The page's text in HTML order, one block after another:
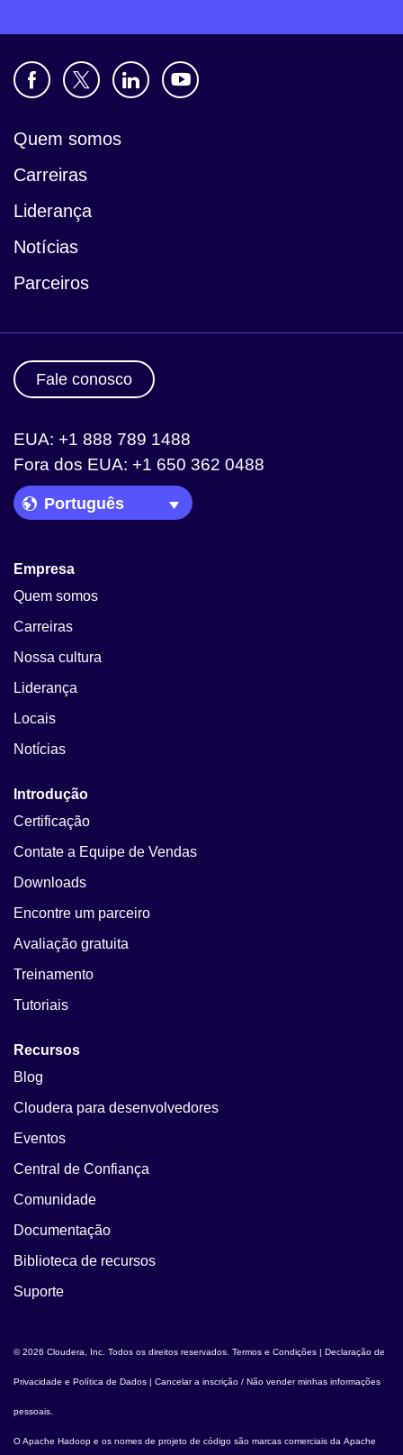
Quem somos
Carreiras
Liderança
Notícias
Parceiros
Fale conosco
EUA: +1 888 789 1488
Fora dos EUA: +1 650 362 0488
Language Picker
Empresa
Quem somos
Carreiras
Nossa cultura
Liderança
Locais
Notícias
Introdução
Certificação
Contate a Equipe de Vendas
Downloads
Encontre um parceiro
Avaliação gratuita
Treinamento
Tutoriais
Recursos
Blog
Cloudera para desenvolvedores
Eventos
Central de Confiança
Comunidade
Documentação
Biblioteca de recursos
Suporte
© 2026 Cloudera, Inc. Todos os direitos reservados. Termos e Condições | Declaração de
Privacidade e Política de Dados | Cancelar a inscrição / Não vender minhas informações
pessoais
OApache Hadoop e os nomes de projeto de código são marcas comerciais da Apache